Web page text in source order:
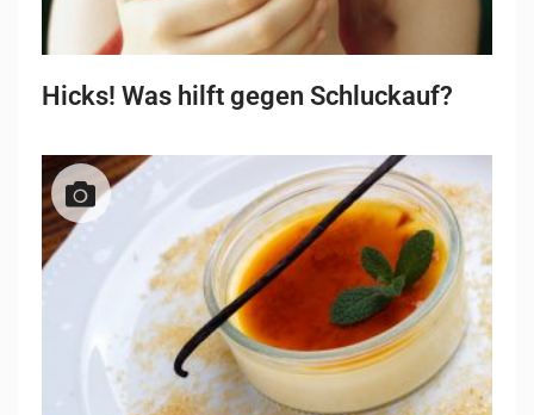
Hicks! Was hilft gegen Schluckauf?